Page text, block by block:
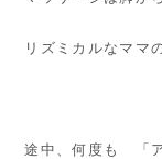
リズミカルなママ
途中、何度も 「